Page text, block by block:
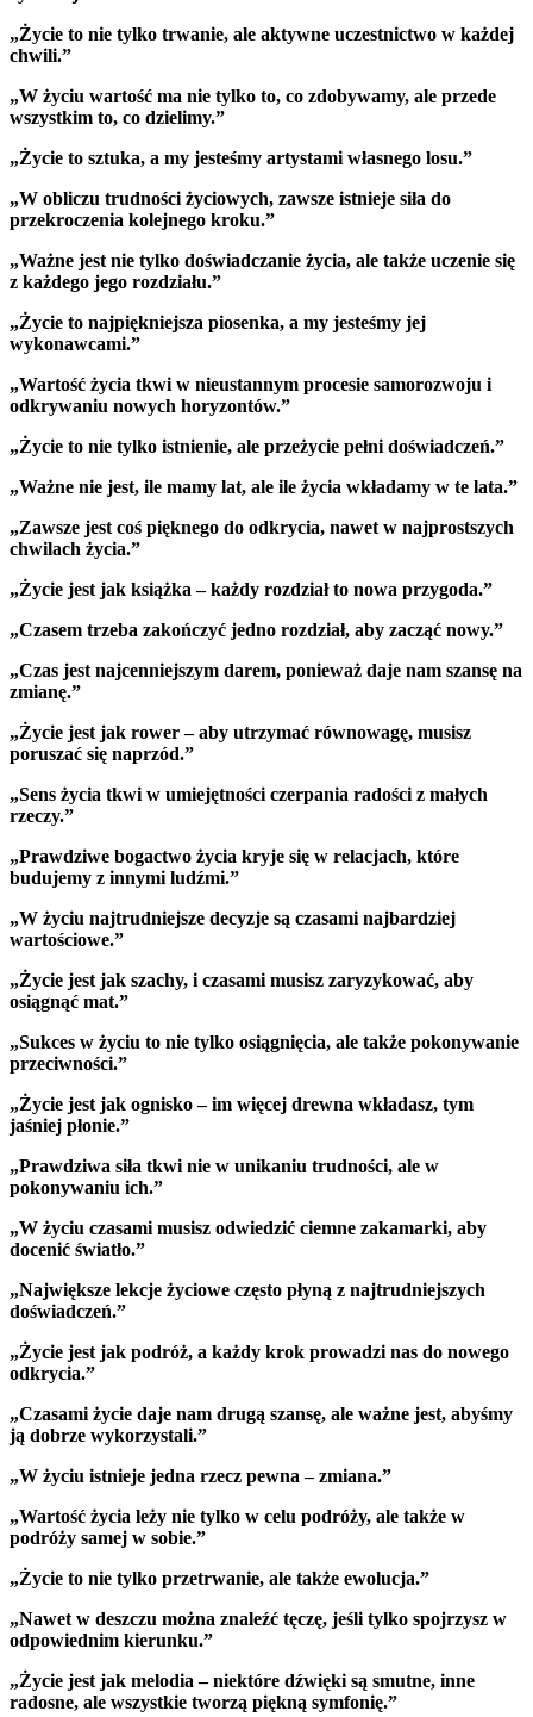
„Życie to nie tylko trwanie, ale aktywne uczestnictwo w każdej
chwili.”
„W życiu wartość ma nie tylko to, co zdobywamy, ale przede
wszystkim to, co dzielimy.”
„Życie to sztuka, a my jesteśmy artystami własnego losu.”
„W obliczu trudności życiowych, zawsze istnieje siła do
przekroczenia kolejnego kroku.”
„Ważne jest nie tylko doświadczanie życia, ale także uczenie się
z każdego jego rozdziału.”
„Życie to najpiękniejsza piosenka, a my jesteśmy jej
wykonawcami.”
„Wartość życia tkwi w nieustannym procesie samorozwoju i
odkrywaniu nowych horyzontów.”
„Życie to nie tylko istnienie, ale przeżycie pełni doświadczeń.”
„Ważne nie jest, ile mamy lat, ale ile życia wkładamy w te lata.”
„Zawsze jest coś pięknego do odkrycia, nawet w najprostszych
chwilach życia.”
„Życie jest jak książka – każdy rozdział to nowa przygoda.”
„Czasem trzeba zakończyć jedno rozdział, aby zacząć nowy.”
„Czas jest najcenniejszym darem, ponieważ daje nam szansę na
zmianę.”
„Życie jest jak rower – aby utrzymać równowagę, musisz
poruszać się naprzód.”
„Sens życia tkwi w umiejętności czerpania radości z małych
rzeczy.”
„Prawdziwe bogactwo życia kryje się w relacjach, które
budujemy z innymi ludźmi.”
„W życiu najtrudniejsze decyzje są czasami najbardziej
wartościowe.”
„Życie jest jak szachy, i czasami musisz zaryzykować, aby
osiągnąć mat.”
„Sukces w życiu to nie tylko osiągnięcia, ale także pokonywanie
przeciwności.”
„Życie jest jak ognisko – im więcej drewna wkładasz, tym
jaśniej płonie.”
„Prawdziwa siła tkwi nie w unikaniu trudności, ale w
pokonywaniu ich.”
„W życiu czasami musisz odwiedzić ciemne zakamarki, aby
docenić światło.”
„Największe lekcje życiowe często płyną z najtrudniejszych
doświadczeń.”
„Życie jest jak podróż, a każdy krok prowadzi nas do nowego
odkrycia.”
„Czasami życie daje nam drugą szansę, ale ważne jest, abyśmy
ją dobrze wykorzystali.”
„W życiu istnieje jedna rzecz pewna – zmiana.”
„Wartość życia leży nie tylko w celu podróży, ale także w
podróży samej w sobie.”
„Życie to nie tylko przetrwanie, ale także ewolucja.”
„Nawet w deszczu można znaleźć tęczę, jeśli tylko spojrzysz w
odpowiednim kierunku.”
„Życie jest jak melodia – niektóre dźwięki są smutne, inne
radosne, ale wszystkie tworzą piękną symfonię.”